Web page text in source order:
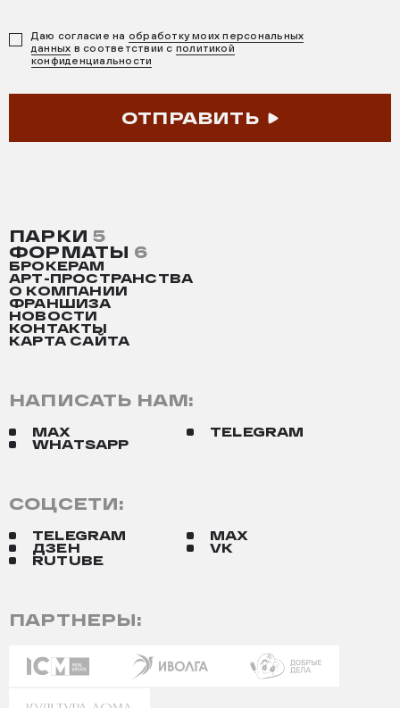
ПАРКИ 5
ФОРМАТЫ 6
БРОКЕРАМ
АРТ-ПРОСТРАНСТВА
О КОМПАНИИ
ФРАНШИЗА
НОВОСТИ
КОНТАКТЫ
КАРТА САЙТА
Даю согласие на обработку моих персональных
данных в соответствии с политикой
конфиденциальности
ОТПРАВИТЬ
ПАРТНЕРЫ:
СОЦСЕТИ:
TELEGRAM
MAX
ДЗЕН
VK
RUTUBE
НАПИСАТЬ НАМ:
MAX
TELEGRAM
WHATSAPP